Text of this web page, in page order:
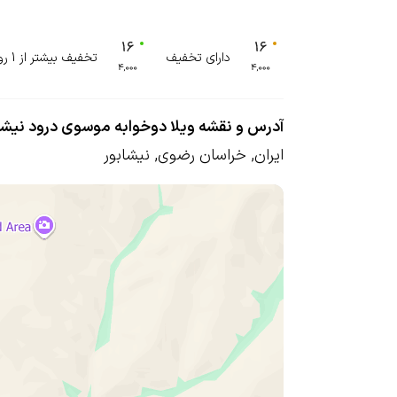
دارای تخفیف تخفیف بیشتر از 1 روز
آدرس و نقشه ویلا دوخوابه موسوی درود
ایران, خراسان رضوی, نیشابور